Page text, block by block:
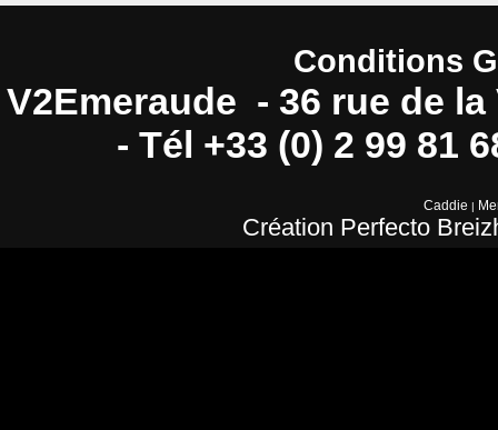
Conditions
V2Emeraude - 36 rue de
- Tél +33 (0) 2 99 81
Caddie |
Création Perfecto